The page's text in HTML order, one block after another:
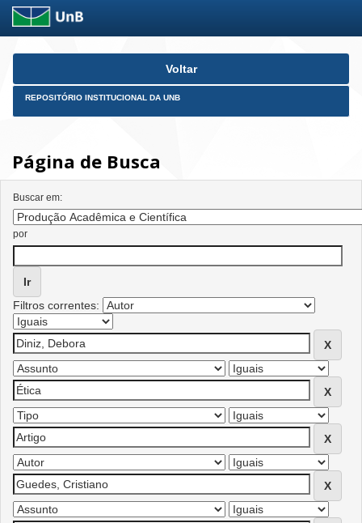
Skip
Voltar
REPOSITÓRIO INSTITUCIONAL DA UNB
Página de Busca
Buscar em:
por
Filtros correntes: